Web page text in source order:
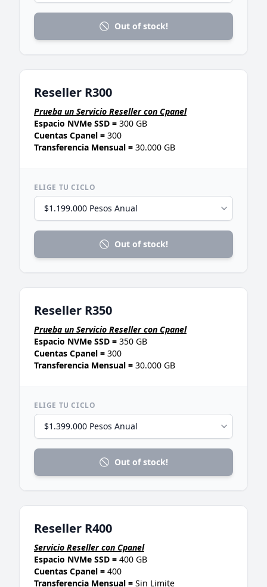
Out of stock!
Reseller R300
Prueba un Servicio Reseller con Cpanel
Espacio NVMe SSD = 300 GB
Cuentas Cpanel = 300
Transferencia Mensual = 30.000 GB
ELIGE TU CICLO
Out of stock!
Reseller R350
Prueba un Servicio Reseller con Cpanel
Espacio NVMe SSD = 350 GB
Cuentas Cpanel = 300
Transferencia Mensual = 30.000 GB
ELIGE TU CICLO
Out of stock!
Reseller R400
Servicio Reseller con Cpanel
Espacio NVMe SSD = 400 GB
Cuentas Cpanel = 400
Transferencia Mensual = Sin Limite